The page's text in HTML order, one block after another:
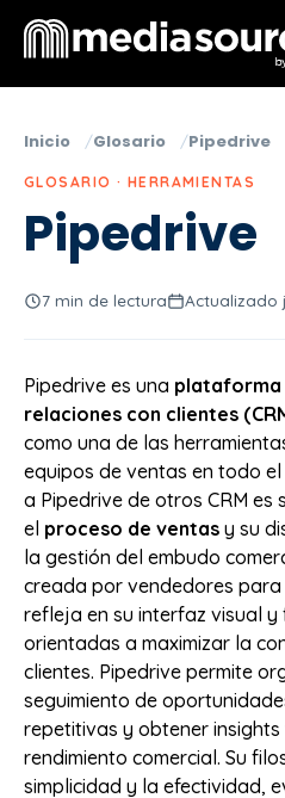
Inicio Glosario Pipedrive
GLOSARIO · HERRAMIENTAS
Pipedrive
7 min de lectura Actualizado
Pipedrive es una plataforma
relaciones con clientes
como una de las
equipos de ventas en todo
a Pipedrive de otros CRM es
el proceso de ventas y su
la gestión del embudo
creada por vendedores
refleja en su interfaz visual y
orientadas a maximizar la
clientes. Pipedrive permite
seguimiento de
repetitivas y obtener
rendimiento comercial. Su
simplicidad y la efectividad,